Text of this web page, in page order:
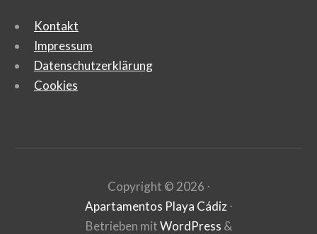
Kontakt
Impressum
Datenschutzerklärung
Cookies
Copyright © 2026 ⋅
Apartamentos Playa Cádiz⋅
Betrieben mitWordPress &